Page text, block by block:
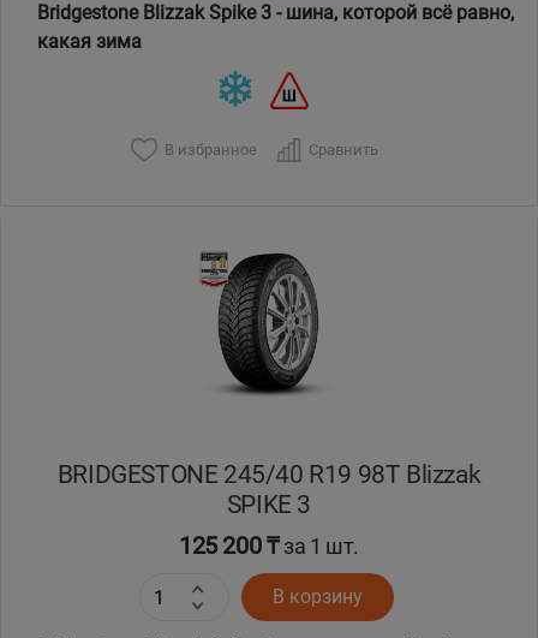
Bridgestone Blizzak Spike 3 - шина, которой всё равно,
какая зима
В избранное Сравнить
BRIDGESTONE 245/40 R19 98T Blizzak
SPIKE 3
125 200 ₸за 1 шт.
В корзину